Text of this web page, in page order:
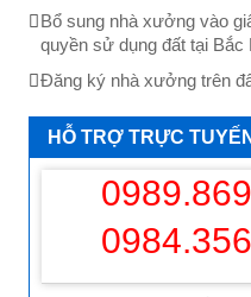
Bổ sung nhà xưởng vào
quyền sử dụng đất tại Bắc
Đăng ký nhà xưởng trên
HỖ TRỢ TRỰC TUYẾN